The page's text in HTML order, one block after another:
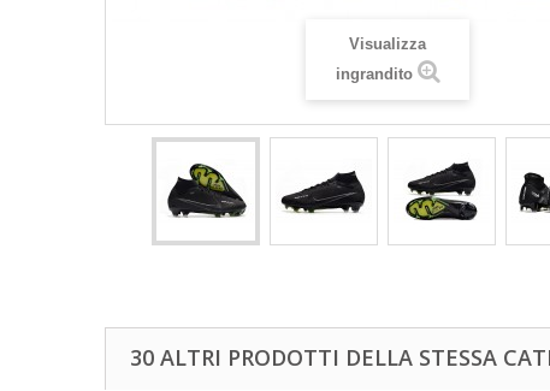
Visualizza
ingrandito
30 ALTRI PRODOTTI DELLA STESSA